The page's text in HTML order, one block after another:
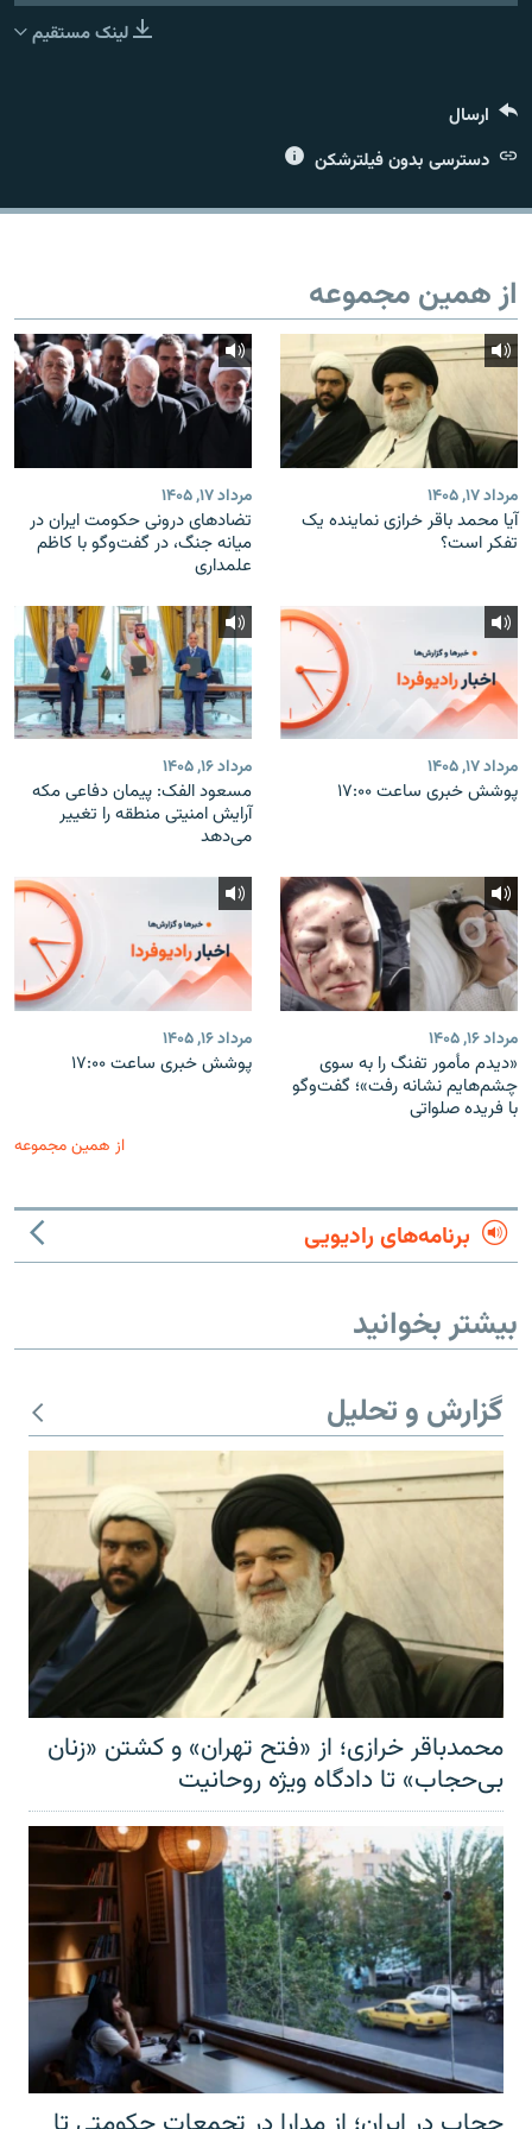
لینک مستقیم
ارسال
دسترسی بدون فیلترشکن
از همین مجموعه
مرداد ۱۷, ۱۴۰۵
آیا محمد باقر خرازی نماینده یک
تفکر است؟
مرداد ۱۷, ۱۴۰۵
تضادهای درونی حکومت ایران در
میانه جنگ، در گفت‌‌وگو با کاظم
علمداری
مرداد ۱۷, ۱۴۰۵
پوشش خبری ساعت ۱۷:۰۰
مرداد ۱۶, ۱۴۰۵
مسعود الفک: پیمان دفاعی مکه
آرایش امنیتی منطقه را تغییر
می‌دهد
مرداد ۱۶, ۱۴۰۵
«دیدم مأمور تفنگ را به سوی
چشم‌هایم نشانه رفت»؛ گفت‌و‌گو
با فریده صلواتی
مرداد ۱۶, ۱۴۰۵
پوشش خبری ساعت ۱۷:۰۰
از همین مجموعه
برنامه‌های رادیویی
بیشتر بخوانید
گزارش و تحلیل
محمدباقر خرازی؛ از «فتح تهران» و کشتن «زنان
بی‌حجاب» تا دادگاه ویژه روحانیت